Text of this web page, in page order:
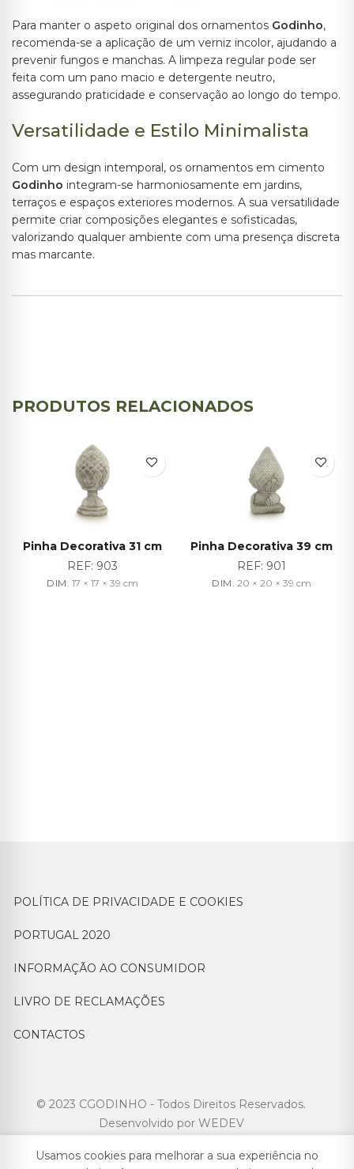
Para manter o aspeto original dos ornamentos Godinho,
recomenda-se a aplicação de um verniz incolor, ajudando a
prevenir fungos e manchas. A limpeza regular pode ser
feita com um pano macio e detergente neutro,
assegurando praticidade e conservação ao longo do tempo.
Versatilidade e Estilo Minimalista
Com um design intemporal, os ornamentos em cimento
Godinho integram-se harmoniosamente em jardins,
terraços e espaços exteriores modernos. A sua versatilidade
permite criar composições elegantes e sofisticadas,
valorizando qualquer ambiente com uma presença discreta
mas marcante.
PRODUTOS RELACIONADOS
Pinha Decorativa 31 cm
REF: 903
DIM. 17 × 17 × 39 cm
Pinha Decorativa 39 cm
REF: 901
DIM. 20 × 20 × 39 cm
POLÍTICA DE PRIVACIDADE E COOKIES
PORTUGAL 2020
INFORMAÇÃO AO CONSUMIDOR
LIVRO DE RECLAMAÇÕES
CONTACTOS
© 2023 CGODINHO - Todos Direitos Reservados.
Desenvolvido por WEDEV
Usamos cookies para melhorar a sua experiência no